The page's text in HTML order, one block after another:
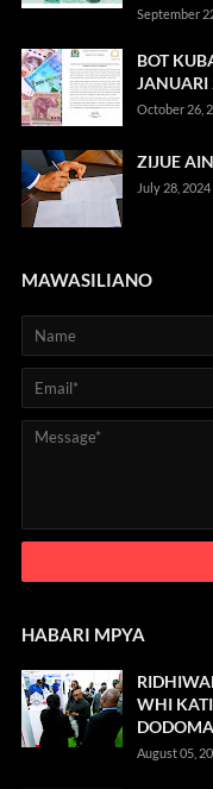
September
BOT
JANUARI
October 26,
ZIJUE
July 28, 2024
MAWASILIANO
HABARI MPYA
WHI
DODOMA
August 05,